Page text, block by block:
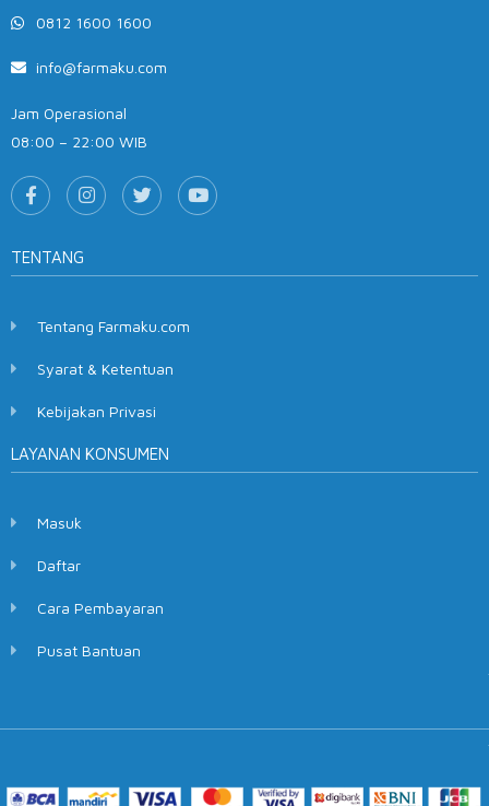
0812 1600 1600
info@farmaku.com
Jam Operasional
08:00 – 22:00 WIB
TENTANG
Tentang Farmaku.com
Syarat & Ketentuan
Kebijakan Privasi
LAYANAN KONSUMEN
Masuk
Daftar
Cara Pembayaran
Pusat Bantuan